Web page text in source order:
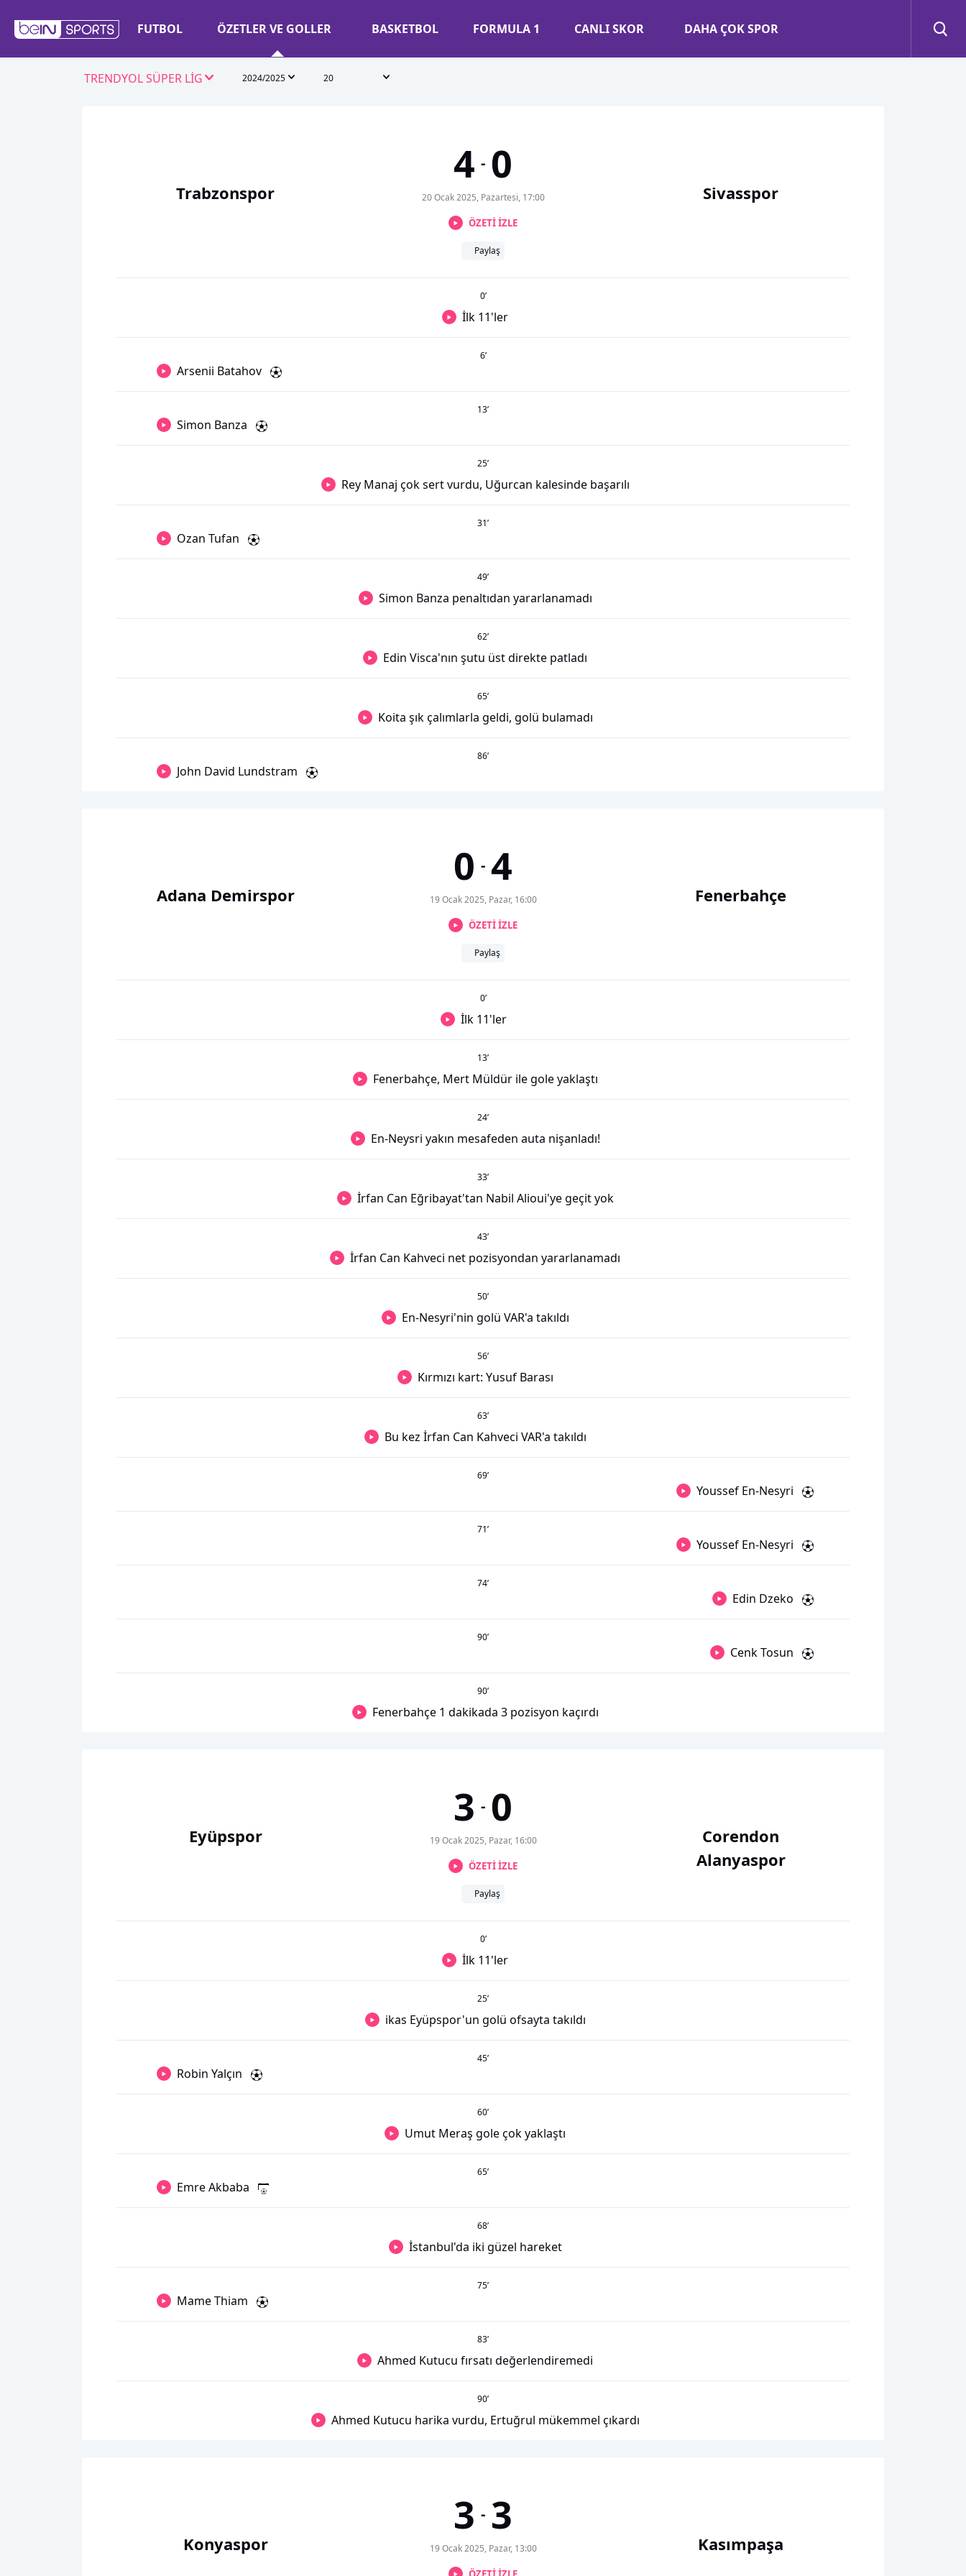
FUTBOL ÖZETLER VE GOLLER BASKETBOL FORMULA 1 CANLI SKOR DAHA ÇOK SPOR
TRENDYOL SÜPER LİG 2024/2025 20
Trabzonspor
4 - 0
20 Ocak 2025, Pazartesi, 17:00
ÖZETİ İZLE
Paylaş
Sivasspor
0’
İlk 11'ler
6’
Arsenii Batahov
13’
Simon Banza
25’
Rey Manaj çok sert vurdu, Uğurcan kalesinde başarılı
31’
Ozan Tufan
49’
Simon Banza penaltıdan yararlanamadı
62’
Edin Visca'nın şutu üst direkte patladı
65’
Koita şık çalımlarla geldi, golü bulamadı
86’
John David Lundstram
Adana Demirspor
0 - 4
19 Ocak 2025, Pazar, 16:00
ÖZETİ İZLE
Paylaş
Fenerbahçe
0’
İlk 11'ler
13’
Fenerbahçe, Mert Müldür ile gole yaklaştı
24’
En-Neysri yakın mesafeden auta nişanladı!
33’
İrfan Can Eğribayat'tan Nabil Alioui'ye geçit yok
43’
İrfan Can Kahveci net pozisyondan yararlanamadı
50’
En-Nesyri'nin golü VAR'a takıldı
56’
Kırmızı kart: Yusuf Barası
63’
Bu kez İrfan Can Kahveci VAR'a takıldı
69’
Youssef En-Nesyri
71’
Youssef En-Nesyri
74’
Edin Dzeko
90’
Cenk Tosun
90’
Fenerbahçe 1 dakikada 3 pozisyon kaçırdı
Eyüpspor
3 - 0
19 Ocak 2025, Pazar, 16:00
ÖZETİ İZLE
Paylaş
Corendon
Alanyaspor
0’
İlk 11'ler
25’
ikas Eyüpspor'un golü ofsayta takıldı
45’
Robin Yalçın
60’
Umut Meraş gole çok yaklaştı
65’
Emre Akbaba
68’
İstanbul'da iki güzel hareket
75’
Mame Thiam
83’
Ahmed Kutucu fırsatı değerlendiremedi
90’
Ahmed Kutucu harika vurdu, Ertuğrul mükemmel çıkardı
Konyaspor
3 - 3
19 Ocak 2025, Pazar, 13:00 Kasımpaşa